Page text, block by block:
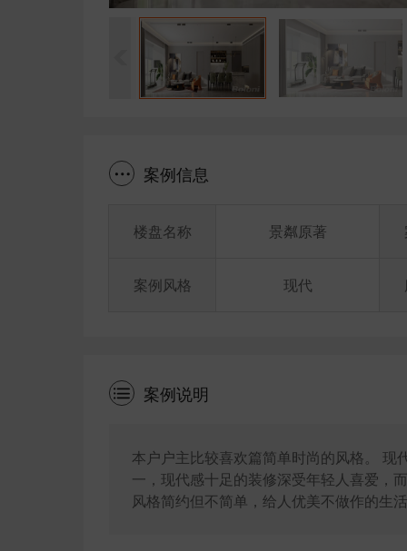
案例信息
楼盘名称
案例风格
景粼原著
现代
案例说明
本户户主比较喜欢篇简单时尚的风格。
一，现代感十足的装修深受年轻人喜爱，
风格简约但不简单，给人优美不做作的生